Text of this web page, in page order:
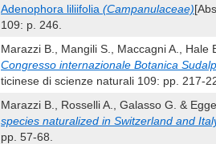
Adenophora liliifolia (Campanulaceae)
109: p. 246.
Marazzi B., Mangili S., Maccagni A., Hale
Congresso internazionale Botanica
ticinese di scienze naturali 109: pp. 217-
Marazzi B., Rosselli A., Galasso G. &
species naturalized in Switzerland and
pp. 57-68.